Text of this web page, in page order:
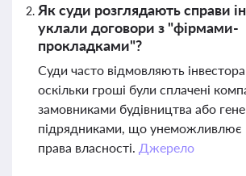
Як суди розглядають справи
уклали договори з "фірмами-
прокладками"?
Суди часто відмовляють
оскільки гроші були сплачені
замовниками будівництва або
підрядниками, що унеможливлює
права власності. Джерело